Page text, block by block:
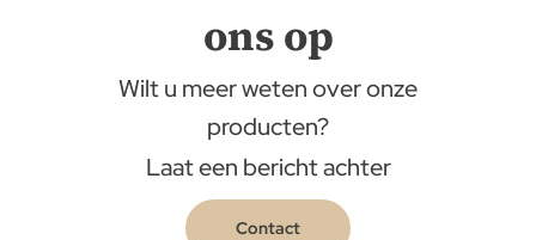
ons op
Wilt u meer weten over onze
producten?
Laat een bericht achter
Contact